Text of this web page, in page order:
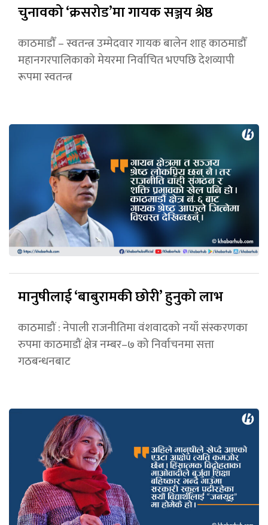
चुनावको ‘क्रसरोड’मा गायक सञ्जय श्रेष्ठ
काठमाडौँ – स्वतन्त्र उम्मेदवार गायक बालेन शाह काठमाडौँ
महानगरपालिकाको मेयरमा निर्वाचित भएपछि देशव्यापी
रूपमा स्वतन्त्र
मानुषीलाई ‘बाबुरामकी छोरी’ हुनुको लाभ
काठमाडौं : नेपाली राजनीतिमा वंशवादको नयाँ संस्करणका
रुपमा काठमाडौं क्षेत्र नम्बर–७ को निर्वाचनमा सत्ता
गठबन्धनबाट